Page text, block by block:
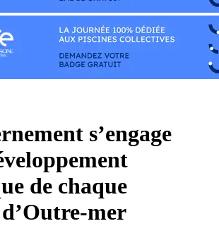
s’engage
de chaque
mer